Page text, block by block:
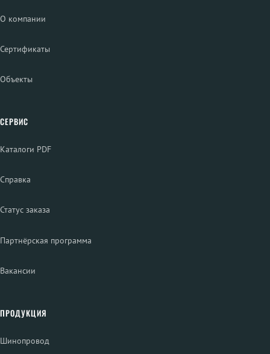
О компании
Сертификаты
Объекты
СЕРВИС
Каталоги PDF
Справка
Статус заказа
Партнёрская программа
Вакансии
ПРОДУКЦИЯ
Шинопровод